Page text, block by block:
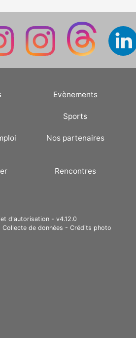
Evènements
Sports
Nos partenaires
Rencontres
d'autorisation - v4.12.0
Collecte de données - Crédits photo